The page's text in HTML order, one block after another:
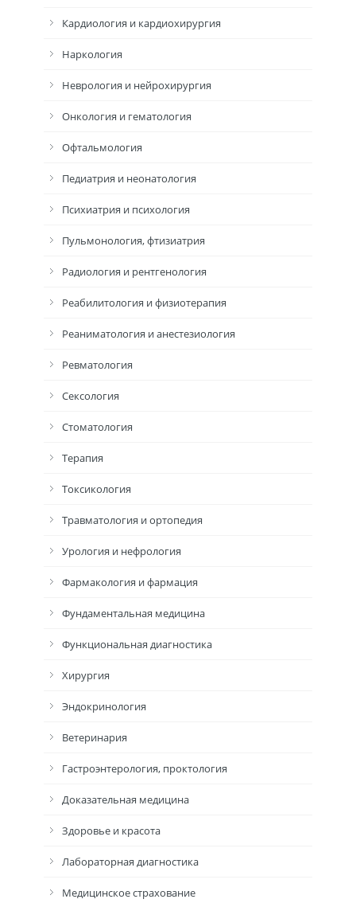
Кардиология и кардиохирургия
Наркология
Неврология и нейрохирургия
Онкология и гематология
Офтальмология
Педиатрия и неонатология
Психиатрия и психология
Пульмонология, фтизиатрия
Радиология и рентгенология
Реабилитология и физиотерапия
Реаниматология и анестезиология
Ревматология
Сексология
Стоматология
Терапия
Токсикология
Травматология и ортопедия
Урология и нефрология
Фармакология и фармация
Фундаментальная медицина
Функциональная диагностика
Хирургия
Эндокринология
Ветеринария
Гастроэнтерология, проктология
Доказательная медицина
Здоровье и красота
Лабораторная диагностика
Медицинское страхование